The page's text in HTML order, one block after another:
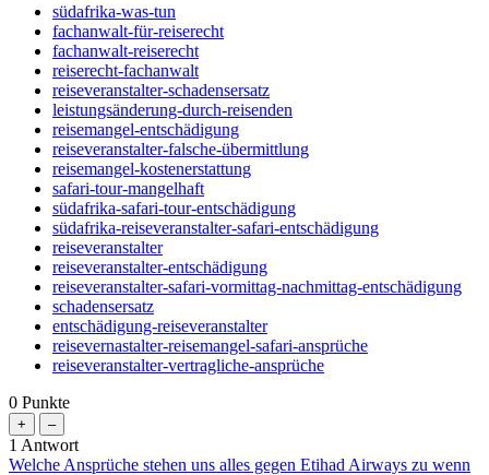
südafrika-was-tun
fachanwalt-für-reiserecht
fachanwalt-reiserecht
reiserecht-fachanwalt
reiseveranstalter-schadensersatz
leistungsänderung-durch-reisenden
reisemangel-entschädigung
reiseveranstalter-falsche-übermittlung
reisemangel-kostenerstattung
safari-tour-mangelhaft
südafrika-safari-tour-entschädigung
südafrika-reiseveranstalter-safari-entschädigung
reiseveranstalter
reiseveranstalter-entschädigung
reiseveranstalter-safari-vormittag-nachmittag-entschädigung
schadensersatz
entschädigung-reiseveranstalter
reisevernastalter-reisemangel-safari-ansprüche
reiseveranstalter-vertragliche-ansprüche
0 Punkte
1 Antwort
Welche Ansprüche stehen uns alles gegen Etihad Airways zu wenn